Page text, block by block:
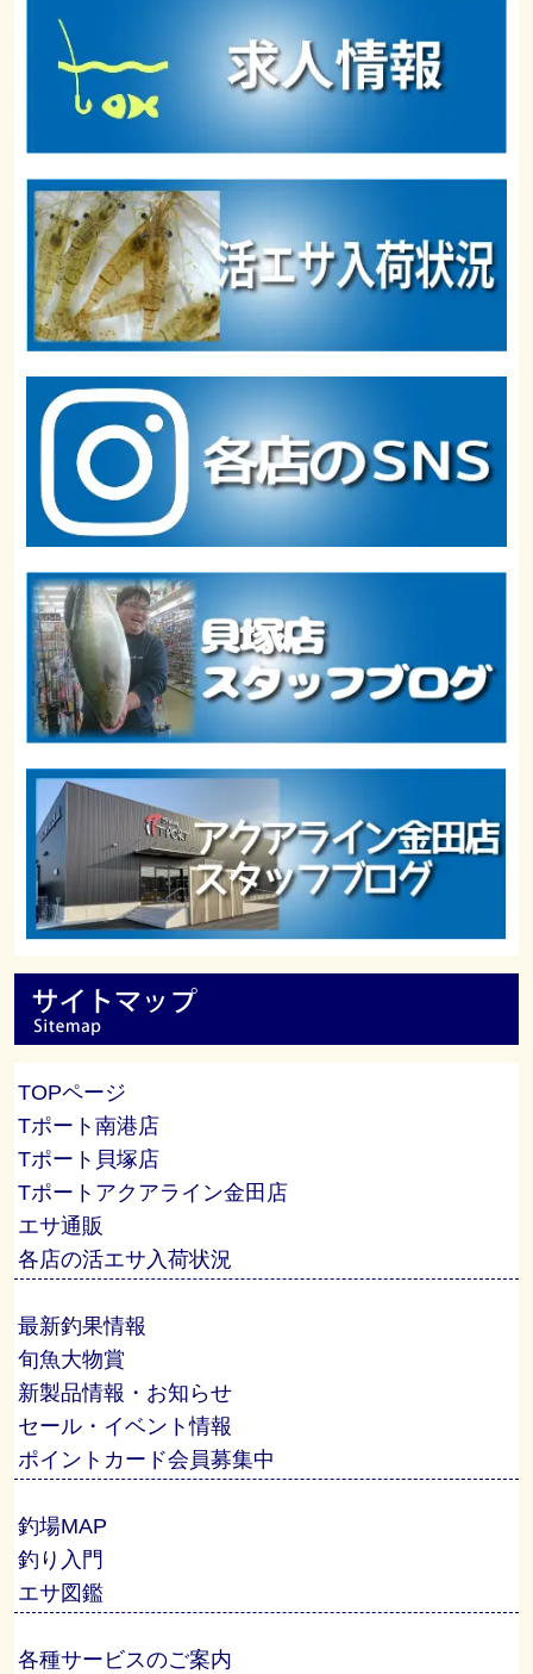
TOPページ
Tポート南港店
Tポート貝塚店
Tポートアクアライン金田店
エサ通販
各店の活エサ入荷状況
最新釣果情報
旬魚大物賞
新製品情報・お知らせ
セール・イベント情報
ポイントカード会員募集中
釣場MAP
釣り入門
エサ図鑑
各種サービスのご案内